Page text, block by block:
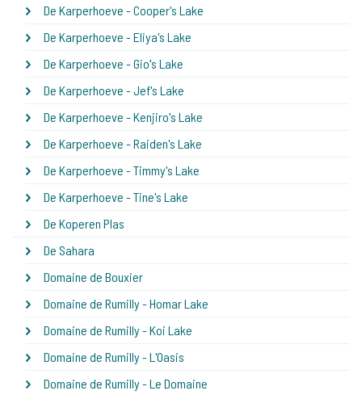
De Karperhoeve - Cooper's Lake
De Karperhoeve - Eliya's Lake
De Karperhoeve - Gio's Lake
De Karperhoeve - Jef's Lake
De Karperhoeve - Kenjiro's Lake
De Karperhoeve - Raiden's Lake
De Karperhoeve - Timmy's Lake
De Karperhoeve - Tine's Lake
De Koperen Plas
De Sahara
Domaine de Bouxier
Domaine de Rumilly - Homar Lake
Domaine de Rumilly - Koi Lake
Domaine de Rumilly - L'Oasis
Domaine de Rumilly - Le Domaine